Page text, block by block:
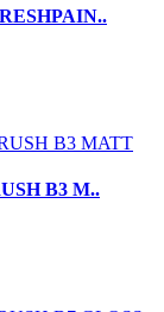
B3 M..